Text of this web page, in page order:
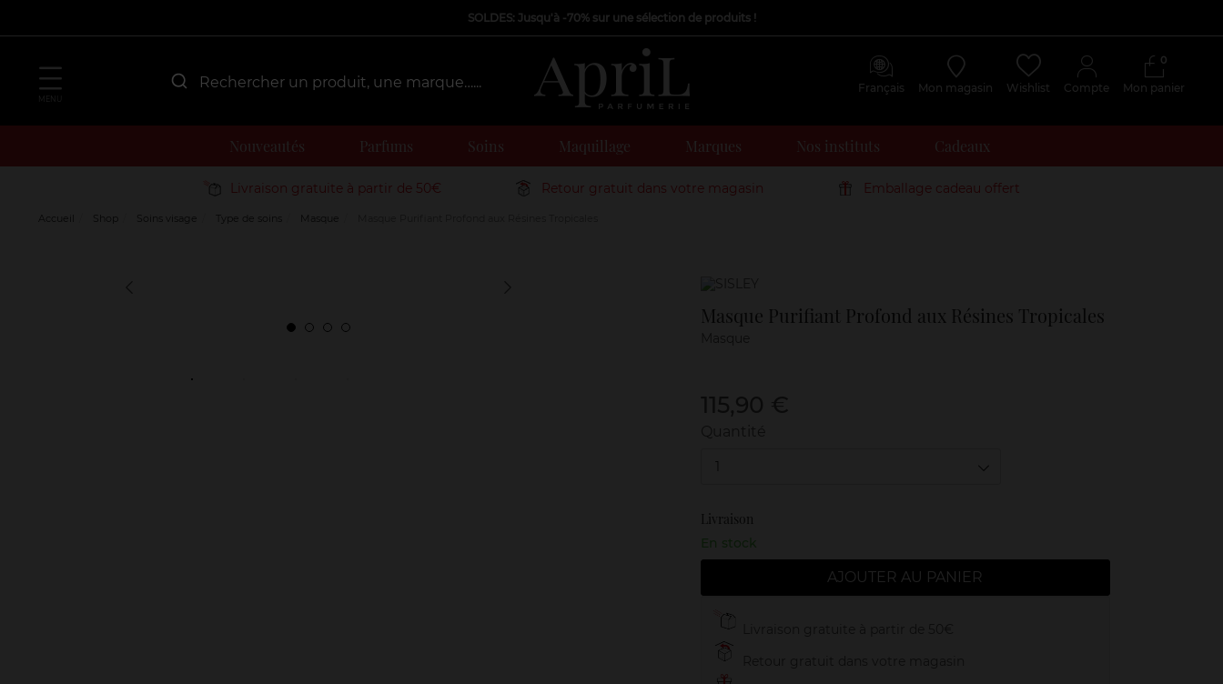
SOLDES: Jusqu'à -70% sur une sélection de produits !
Français Mon magasin Wishlist Compte Mon panier
0
Nouveautés Parfums Soins Maquillage Marques Nos instituts Cadeaux
Livraison gratuite à partir de 50€ Retour gratuit dans votre magasin Emballage cadeau offert
Accueil Shop Soins visage Type de soins Masque
Marque
Masque Purifiant Profond aux Résines Tropicales
1
Livraison
En stock
AJOUTER AU PANIER